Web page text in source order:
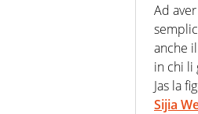
Ad
anche
in chi li
Jas la
Sijia